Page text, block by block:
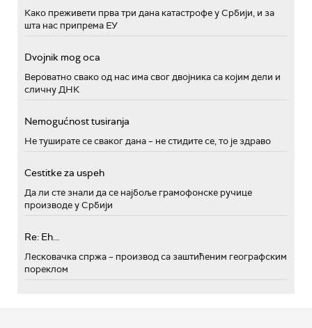
Како преживети прва три дана катастрофе у Србији, и за
шта нас припрема ЕУ
Dvojnik mog oca
Вероватно свако од нас има свог двојника са којим дели и
сличну ДНК
Nemogućnost tusiranja
Не туширате се сваког дана – не стидите се, то је здраво
Cestitke za uspeh
Да ли сте знали да се најбоље грамофонске ручице
производе у Србији
Re: Eh...
Лесковачка спржа – производ са заштићеним географским
пореклом